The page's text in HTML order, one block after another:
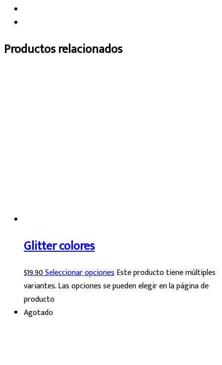
Productos relacionados
Glitter colores
$19.90Seleccionar opcionesEste producto tiene múltiples
variantes. Las opciones se pueden elegir en la página de
producto
Agotado